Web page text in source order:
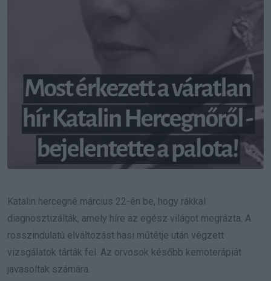
Katalin hercegné március 22-én be, hogy rákkal
diagnosztizálták, amely híre az egész világot megrázta. A
rosszindulatú elváltozást hasi műtétje után végzett
vizsgálatok tárták fel. Az orvosok később kemoterápiát
javasoltak számára.